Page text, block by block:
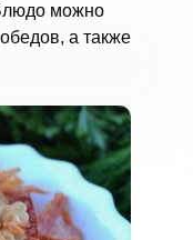
можно
а также